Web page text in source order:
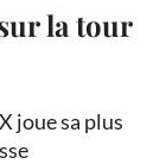
la tour
joue sa plus